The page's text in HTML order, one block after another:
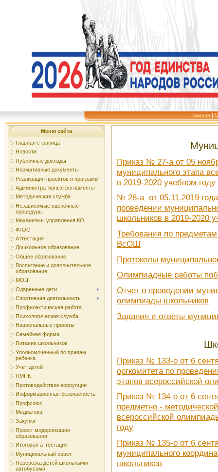
Главная |
Меню сайта
Главная страница
Новости
Публичные доклады
Нормативные документы
Реализация проектов и программ
Административные регламенты
Методическая служба
Независимые оценочные
процедуры
Механизмы управления КО
ФГОС
Аттестация
Дошкольное образование
Общее образование
Воспитание и дополнительное
образование
МОЦ
Одаренные дети
Спортивная деятельность
Профилактическая работа
Психологическая служба
Национальные проекты
Семейная форма
Питание школьников
Уполномоченный по правам
ребенка
Учет детей
ПМПК
Противодействие коррупции
Информационная безопасность
Профсоюз
Медиатека
Закупки
Проект модернизации
образования
Итоговая аттестация
Муниципальный совет
Перевозка детей школьными
автобусами
Приказ № 27-а от 05
муниципального этапа
в 2019-2020 учебном году
№ 28-а от 05.11.2019
проведении
школьников в 2019-2020
Требования по
ВсОШ
Протоколы
Олимпиадные работы
Отчет о проведении
олимпиады школьников
Задания и ответы
Приказ № 133-о от 6
оргкомитета по
этапов всероссийской
Приказ № 134-о от 6
предметно -
всероссийской
году
Приказ № 135-о от 6
муниципального
школьников